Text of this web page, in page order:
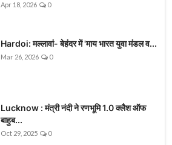
Apr 18, 2026 0
Hardoi: मल्लावां- बेहंदर में 'माय भारत युवा मंडल व...
Mar 26, 2026 0
Lucknow : मंत्री नंदी ने रणभूमि 1.0 क्लैश ऑफ
बाहुब...
Oct 29, 2025 0